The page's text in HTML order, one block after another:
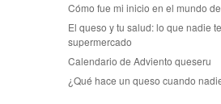
Cómo fue mi inicio en el mundo
El queso y tu salud: lo que nadie
supermercado
Calendario de Adviento queseru
¿Qué hace un queso cuando